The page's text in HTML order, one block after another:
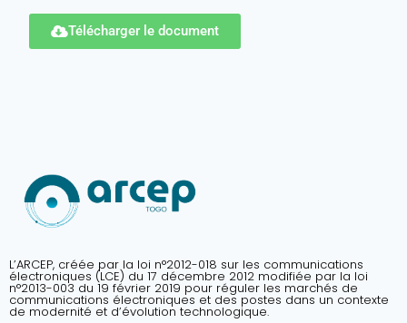
Télécharger le document
L’ARCEP, créée par la loi n°2012-018 sur les communications
électroniques (LCE) du 17 décembre 2012 modifiée par la loi
n°2013-003 du 19 février 2019 pour réguler les marchés de
communications électroniques et des postes dans un contexte
de modernité et d’évolution technologique.